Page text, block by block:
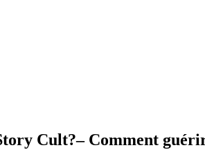
Cult?– Comment